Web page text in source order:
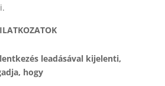
leadásával kijelenti,
hogy